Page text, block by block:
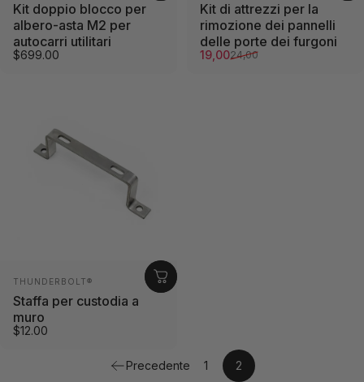
Kit doppio blocco per
albero-asta M2 per
autocarri utilitari
$699.00
Kit di attrezzi per la
rimozione dei pannelli
delle porte dei furgoni
Prezzo di vendita
19,00
Prezzo normale
24,00
Fornitore:
THUNDERBOLT®
Staffa per custodia a
muro
$12.00
Precedente 1 2